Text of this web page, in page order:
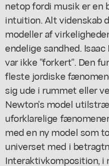
netop fordi musik er en
intuition. Alt videnskab
modeller af
endelige sandhed.
var ikke "forkert". Den
fleste jordiske
sig ude i rummet eller
Newton's model
uforklarelige
med en ny model som
universet med i
Interaktivkomposition,